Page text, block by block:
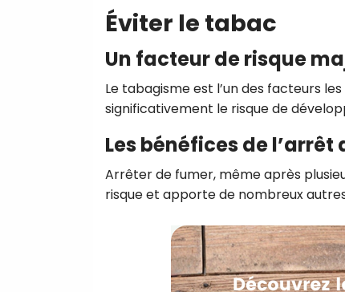
Éviter le tabac
Un facteur de risque
Le tabagisme est l’un des facteurs
significativement le risque de
Les bénéfices de l’arrêt
Arrêter de fumer, même après
risque et apporte de nombreux